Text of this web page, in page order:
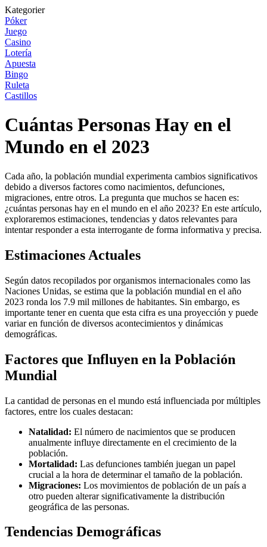
Kategorier
Póker
Juego
Casino
Lotería
Apuesta
Bingo
Ruleta
Castillos
Cuántas Personas Hay en el
Mundo en el 2023
Cada año, la población mundial experimenta cambios significativos
debido a diversos factores como nacimientos, defunciones,
migraciones, entre otros. La pregunta que muchos se hacen es:
¿cuántas personas hay en el mundo en el año 2023? En este artículo,
exploraremos estimaciones, tendencias y datos relevantes para
intentar responder a esta interrogante de forma informativa y precisa.
Estimaciones Actuales
Según datos recopilados por organismos internacionales como las
Naciones Unidas, se estima que la población mundial en el año
2023 ronda los 7.9 mil millones de habitantes. Sin embargo, es
importante tener en cuenta que esta cifra es una proyección y puede
variar en función de diversos acontecimientos y dinámicas
demográficas.
Factores que Influyen en la Población
Mundial
La cantidad de personas en el mundo está influenciada por múltiples
factores, entre los cuales destacan:
Natalidad: El número de nacimientos que se producen
anualmente influye directamente en el crecimiento de la
población.
Mortalidad: Las defunciones también juegan un papel
crucial a la hora de determinar el tamaño de la población.
Migraciones: Los movimientos de población de un país a
otro pueden alterar significativamente la distribución
geográfica de las personas.
Tendencias Demográficas